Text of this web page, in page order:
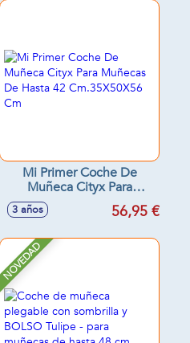
Mi Primer Coche De
Muñeca Cityx Para
Muñecas De Hasta 42
Cm.35X50X56 Cm
3 años 56,95 €
NOVEDAD